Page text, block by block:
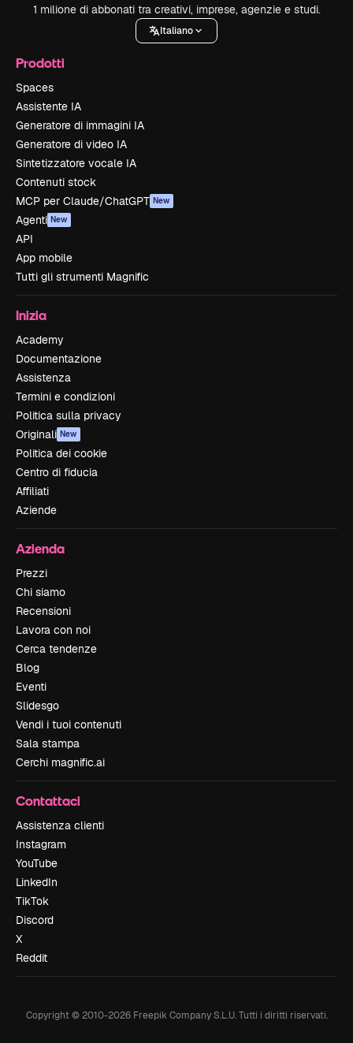
1 milione di abbonati tra creativi, imprese, agenzie e studi.
Italiano
Prodotti
Spaces
Assistente IA
Generatore di immagini IA
Generatore di video IA
Sintetizzatore vocale IA
Contenuti stock
MCP per Claude/ChatGPT New
Agenti New
API
App mobile
Tutti gli strumenti Magnific
Inizia
Academy
Documentazione
Assistenza
Termini e condizioni
Politica sulla privacy
Originali New
Politica dei cookie
Centro di fiducia
Affiliati
Aziende
Azienda
Prezzi
Chi siamo
Recensioni
Lavora con noi
Cerca tendenze
Blog
Eventi
Slidesgo
Vendi i tuoi contenuti
Sala stampa
Cerchi magnific.ai
Contattaci
Assistenza clienti
Instagram
YouTube
LinkedIn
TikTok
Discord
X
Reddit
Copyright © 2010-2026Freepik Company S.L.U. Tutti i diritti riservati.